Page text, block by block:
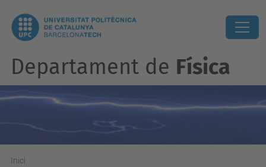
Departament de Física
Inici